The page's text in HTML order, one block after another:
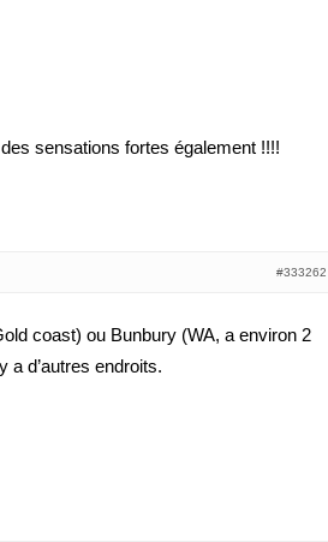
sensations fortes également !!!!
#333262
coast) ou Bunbury (WA, a environ 2
a d’autres endroits.